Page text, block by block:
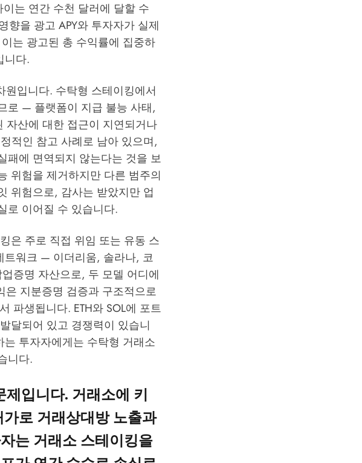
는 연간 수천 달러에 달할 수
향을 광고 APY와 투자자가 실제
는 광고된 총 수익률에 집중하
니다.
입니다. 수탁형 스테이킹에서
로 — 플랫폼이 지급 불능 사태,
자산에 대한 접근이 지연되거나
적인 참고 사례로 남아 있으며,
패에 면역되지 않는다는 것을 보
위험을 제거하지만 다른 범주의
위험으로, 감사는 받았지만 업
로 이어질 수 있습니다.
은 주로 직접 위임 또는 유동 스
트워크 — 이더리움, 솔라나, 코
증명 자산으로, 두 모델 어디에
은 지분증명 검증과 구조적으로
파생됩니다. ETH와 SOL에 포트
달되어 있고 경쟁력이 있습니
투자자에게는 수탁형 거래소
니다.
입니다. 거래소에 키
로 거래상대방 노출과
는 거래소 스테이킹을